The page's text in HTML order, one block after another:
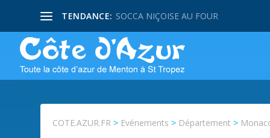
TENDANCE: SOCCA NIÇOISE AU FOUR
COTE.AZUR.FR > Evénements > Département >